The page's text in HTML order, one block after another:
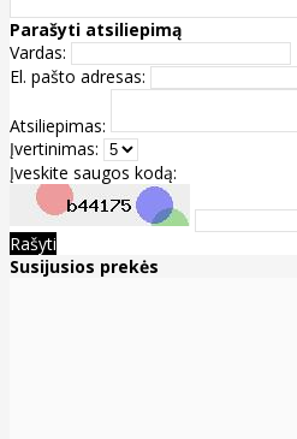
Parašyti atsiliepimą
Vardas:
El. pašto adresas:
Atsiliepimas:
Įvertinimas:
Įveskite saugos kodą:
Rašyti
Susijusios prekės